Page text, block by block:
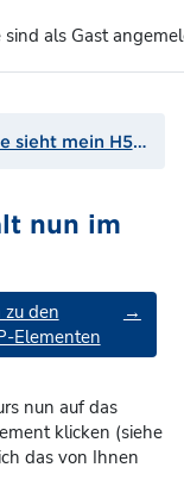
sind als Gast
Wie sieht mein H5P Inhalt nun im Kurs aus?
nun im
→
den
Elementen
nun auf das
klicken (siehe
das von Ihnen